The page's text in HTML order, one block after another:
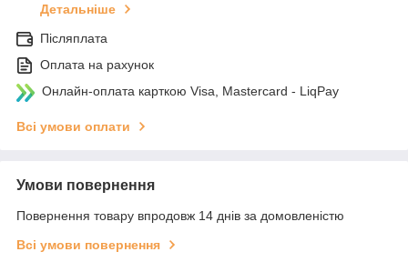
Детальніше
Післяплата
Оплата на рахунок
Онлайн-оплата карткою Visa, Mastercard - LiqPay
Всі умови оплати
Умови повернення
Повернення товару впродовж 14 днів за домовленістю
Всі умови повернення